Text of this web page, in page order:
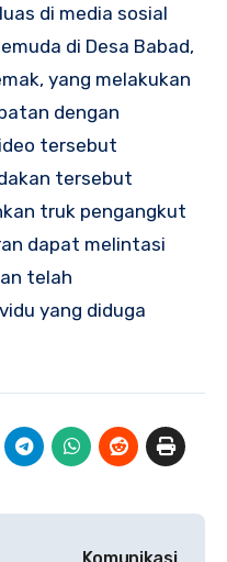
di media sosial
di Desa Babad,
yang melakukan
dengan
tersebut
tersebut
truk pengangkut
dapat melintasi
telah
yang diduga